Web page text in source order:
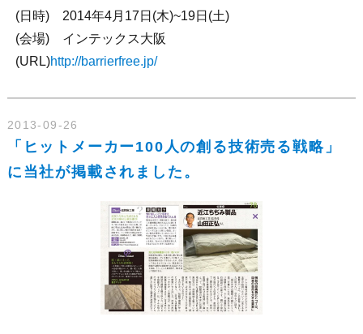
(日時) 2014年4月17日(木)~19日(土)
(会場) インテックス大阪
(URL)http://barrierfree.jp/
2013-09-26
「ヒットメーカー100人の創る技術売る戦略」
に当社が掲載されました。